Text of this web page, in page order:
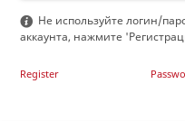
Не используйте логин/
аккаунта, нажмите
Register